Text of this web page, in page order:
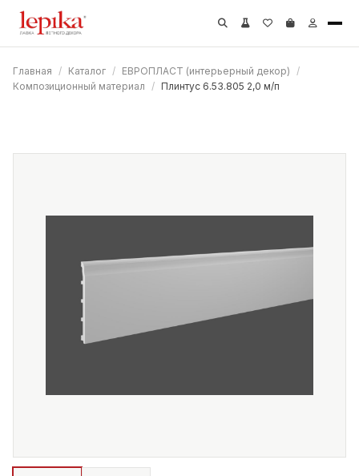
Главная / Каталог / ЕВРОПЛАСТ (интерьерный декор) /
Композиционный материал / Плинтус 6.53.805 2,0 м/п